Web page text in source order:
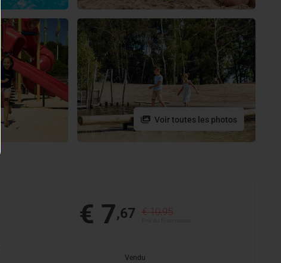
Voir toutes les photos
€ 7,67 € 10,95
Vendu